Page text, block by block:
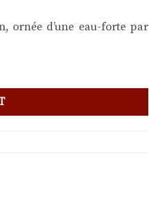
ornée d’une eau-forte par